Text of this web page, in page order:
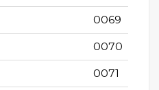
0069
0070
0071